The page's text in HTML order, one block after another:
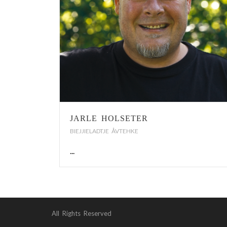
JARLE HOLSETER
BIEJJIELADTJE ÅVTEHKE
...
All Rights Reserved